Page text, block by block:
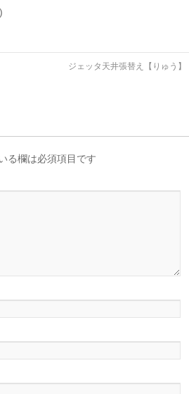
ジェッタ天井張替え【りゅう】
る欄は必須項目です